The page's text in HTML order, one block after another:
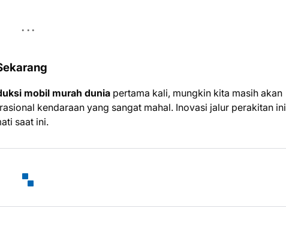
mobil murah dunia pertama kali, mungkin kita masih akan
kendaraan yang sangat mahal. Inovasi jalur perakitan ini
saat ini.